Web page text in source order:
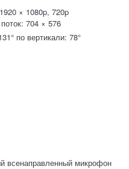
× 1080p, 720p
704 × 576
по вертикали: 78°
всенаправленный микрофон